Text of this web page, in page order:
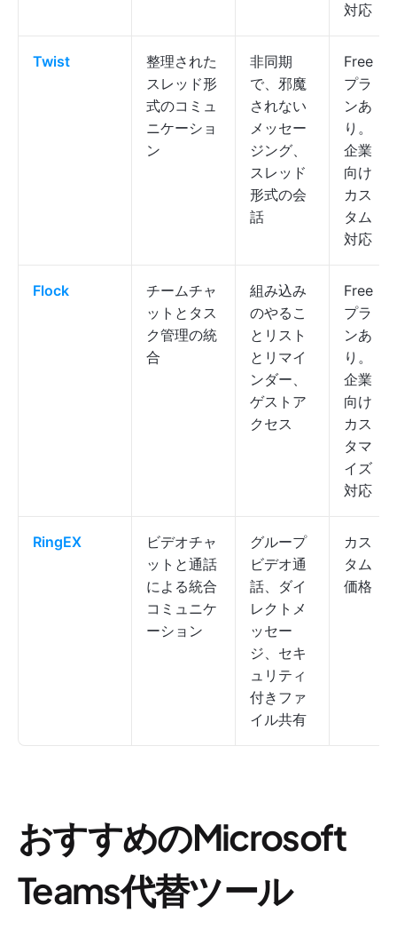
対応
Twist
整理された
スレッド形
式のコミュ
ニケーショ
ン
非同期
で、邪魔
されない
メッセー
ジング、
スレッド
形式の会
話
Free
プラ
ンあ
り。
企業
向け
カス
タム
対応
Flock
チームチャ
ットとタス
ク管理の統
合
組み込み
のやるこ
とリスト
とリマイ
ンダー、
ゲストア
クセス
Free
プラ
ンあ
り。
企業
向け
カス
タマ
イズ
対応
RingEX
ビデオチャ
ットと通話
による統合
コミュニケ
ーション
グループ
ビデオ通
話、ダイ
レクトメ
ッセー
ジ、セキ
ュリティ
付きファ
イル共有
カス
タム
価格
おすすめのMicrosoft
Teams代替ツール